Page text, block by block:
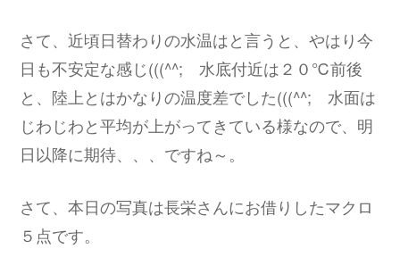
さて、近頃日替わりの水温はと言うと、やはり今
日も不安定な感じ(((^^; 水底付近は２０℃前後
と、陸上とはかなりの温度差でした(((^^; 水面は
じわじわと平均が上がってきている様なので、明
日以降に期待、、、ですね～。
さて、本日の写真は長栄さんにお借りしたマクロ
５点です。